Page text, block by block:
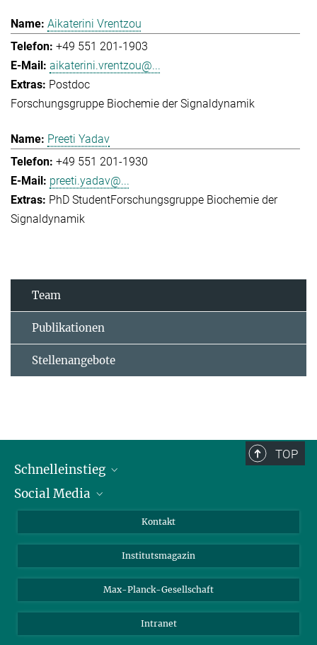
Aikaterini Vrentzou
+49 551 201-1903
aikaterini.vrentzou@...
Postdoc
Forschungsgruppe Biochemie der Signaldynamik
Preeti Yadav
+49 551 201-1930
preeti.yadav@...
PhD StudentForschungsgruppe Biochemie der
Signaldynamik
Team
Publikationen
Stellenangebote
TOP
Schnelleinstieg
Alumni
Schulen
Studierende
Social Media
Facebook
YouTube
Kontakt
Institutsmagazin
Max-Planck-Gesellschaft
Intranet